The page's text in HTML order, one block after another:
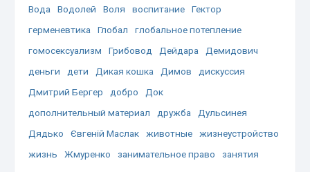
Вода
Водолей Воля воспитание
Гектор
герменевтика
Глобал
глобальное потепление
гомосексуализм
Грибовод Дейдара
Демидович
деньги
дети Дикая кошка Димов
дискуссия
Дмитрий Бергер
добро
Док
дополнительный материал
дружба
Дульсинея
Дядько
Євгеній Маслак животные
жизнеустройство
жизнь
Жмуренко занимательное право
занятия